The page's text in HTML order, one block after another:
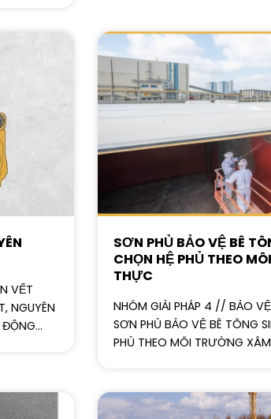
VẾT
NGUYÊN
SƠN PHỦ BẢO VỆ BÊ
CHỌN HỆ PHỦ THEO
THỰC
NHÓM GIẢI PHÁP 4 // BẢO
SƠN PHỦ BẢO VỆ BÊ TÔNG
PHỦ THEO MÔI TRƯỜNG